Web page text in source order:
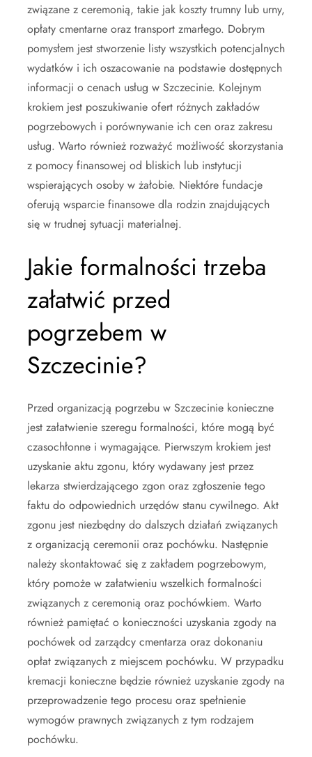
związane z ceremonią, takie jak koszty trumny lub urny,
opłaty cmentarne oraz transport zmarłego. Dobrym
pomysłem jest stworzenie listy wszystkich potencjalnych
wydatków i ich oszacowanie na podstawie dostępnych
informacji o cenach usług w Szczecinie. Kolejnym
krokiem jest poszukiwanie ofert różnych zakładów
pogrzebowych i porównywanie ich cen oraz zakresu
usług. Warto również rozważyć możliwość skorzystania
z pomocy finansowej od bliskich lub instytucji
wspierających osoby w żałobie. Niektóre fundacje
oferują wsparcie finansowe dla rodzin znajdujących
się w trudnej sytuacji materialnej.
Jakie formalności trzeba
załatwić przed
pogrzebem w
Szczecinie?
Przed organizacją pogrzebu w Szczecinie konieczne
jest załatwienie szeregu formalności, które mogą być
czasochłonne i wymagające. Pierwszym krokiem jest
uzyskanie aktu zgonu, który wydawany jest przez
lekarza stwierdzającego zgon oraz zgłoszenie tego
faktu do odpowiednich urzędów stanu cywilnego. Akt
zgonu jest niezbędny do dalszych działań związanych
z organizacją ceremonii oraz pochówku. Następnie
należy skontaktować się z zakładem pogrzebowym,
który pomoże w załatwieniu wszelkich formalności
związanych z ceremonią oraz pochówkiem. Warto
również pamiętać o konieczności uzyskania zgody na
pochówek od zarządcy cmentarza oraz dokonaniu
opłat związanych z miejscem pochówku. W przypadku
kremacji konieczne będzie również uzyskanie zgody na
przeprowadzenie tego procesu oraz spełnienie
wymogów prawnych związanych z tym rodzajem
pochówku.